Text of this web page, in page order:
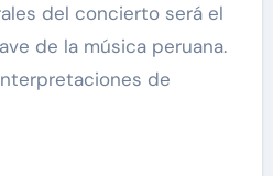
del concierto será el
de la música peruana.
de